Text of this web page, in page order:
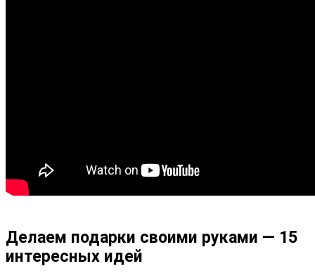
Делаем подарки своими руками — 15
интересных идей